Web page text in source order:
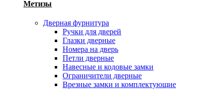
Метизы
Дверная фурнитура
Ручки для дверей
Глазки дверные
Номера на дверь
Петли дверные
Навесные и кодовые замки
Ограничители дверные
Врезные замки и комплектующие